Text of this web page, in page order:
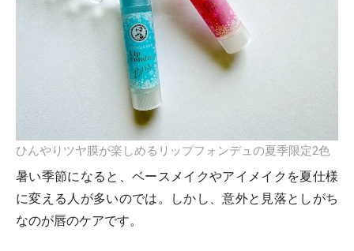
ひんやりツヤ膜が楽しめるリップフォンデュの夏季限定2色
暑い季節になると、ベースメイクやアイメイクを夏仕様
に変える人が多いのでは。しかし、意外と見落としがち
なのが唇のケアです。